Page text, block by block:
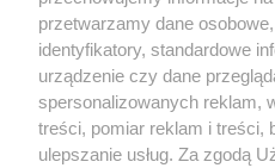
eksploatacji w jakiejkolwiek formie,
Internecie bez pisemnej zgody
wykorzystanie utworów w całości
tzn. bez właściwej zgody, jest
ścigane prawnie.
przetwarzamy dane
identyfikatory, standardowe
urządzenie czy dane
spersonalizowanych reklam,
treści, pomiar reklam i treści,
ulepszanie usług. Za zgodą